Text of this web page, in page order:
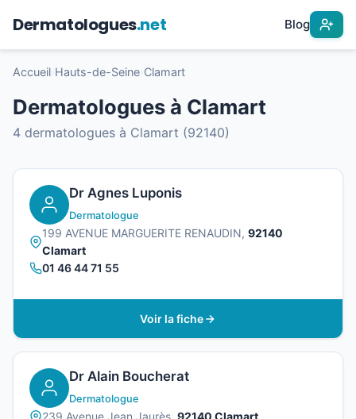
Dermatologues.net Blog
Accueil Hauts-de-Seine Clamart
Dermatologues à Clamart
4 dermatologues à Clamart (92140)
Dr Agnes Luponis
Dermatologue
199 AVENUE MARGUERITE RENAUDIN, 92140
Clamart
01 46 44 71 55
Voir la fiche
Dr Alain Boucherat
Dermatologue